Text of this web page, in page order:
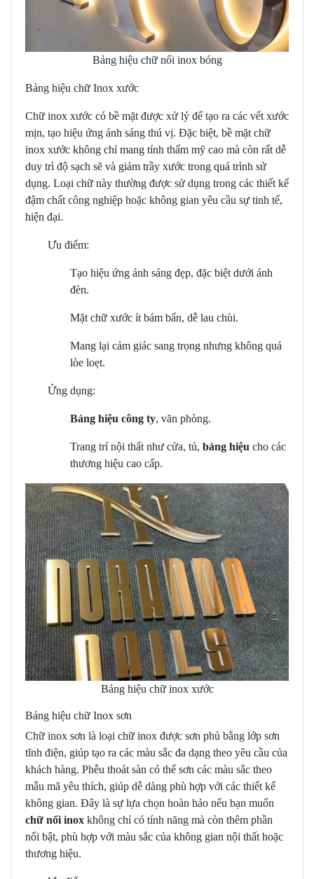
Bảng hiệu chữ nổi inox bóng
Bảng hiệu chữ Inox xước
Chữ inox xước có bề mặt được xử lý để tạo ra các vết xước
mịn, tạo hiệu ứng ánh sáng thú vị. Đặc biệt, bề mặt chữ
inox xước không chỉ mang tính thẩm mỹ cao mà còn rất dễ
duy trì độ sạch sẽ và giảm trầy xước trong quá trình sử
dụng. Loại chữ này thường được sử dụng trong các thiết kế
đậm chất công nghiệp hoặc không gian yêu cầu sự tinh tế,
hiện đại.
Ưu điểm:
Tạo hiệu ứng ánh sáng đẹp, đặc biệt dưới ánh
đèn.
Mặt chữ xước ít bám bẩn, dễ lau chùi.
Mang lại cảm giác sang trọng nhưng không quá
lòe loẹt.
Ứng dụng:
Bảng hiệu công ty, văn phòng.
Trang trí nội thất như cửa, tủ, bảng hiệu cho các
thương hiệu cao cấp.
Bảng hiệu chữ inox xước
Bảng hiệu chữ Inox sơn
Chữ inox sơn là loại chữ inox được sơn phủ bằng lớp sơn
tĩnh điện, giúp tạo ra các màu sắc đa dạng theo yêu cầu của
khách hàng. Phễu thoát sàn có thể sơn các màu sắc theo
mẫu mã yêu thích, giúp dễ dàng phù hợp với các thiết kế
không gian. Đây là sự lựa chọn hoàn hảo nếu bạn muốn
chữ nổi inox không chỉ có tính năng mà còn thêm phần
nổi bật, phù hợp với màu sắc của không gian nội thất hoặc
thương hiệu.